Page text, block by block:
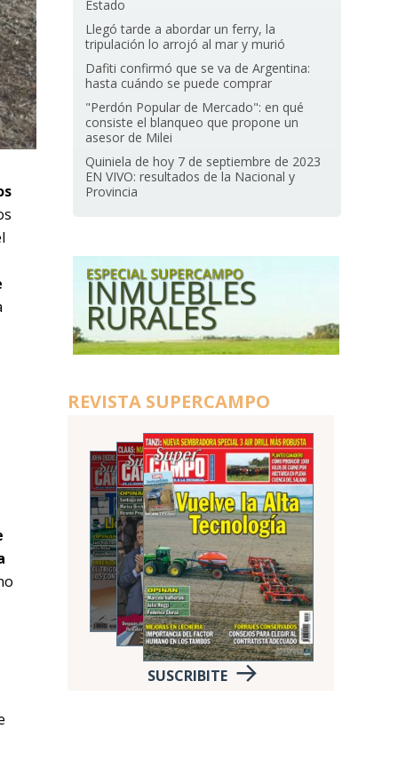
Estado
Llegó tarde a abordar un ferry, la
tripulación lo arrojó al mar y murió
Dafiti confirmó que se va de Argentina:
hasta cuándo se puede comprar
"Perdón Popular de Mercado": en qué
consiste el blanqueo que propone un
asesor de Milei
Quiniela de hoy 7 de septiembre de 2023
EN VIVO: resultados de la Nacional y
Provincia
REVISTA SUPERCAMPO
SUSCRIBITE